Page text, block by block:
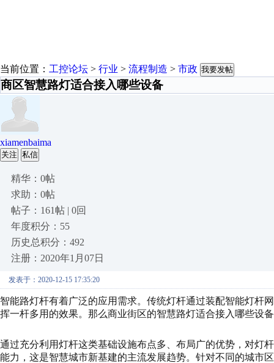
当前位置： 工控论坛 > 行业 > 流程制造 > 市政 我要发帖
商区智慧路灯适合接入哪些设备
xiamenbaima
关注 私信
精华：0帖
求助：0帖
帖子：161帖 | 0回
年度积分：55
历史总积分：492
注册：2020年1月07日
发表于：2020-12-15 17:35:20
智能路灯杆有着广泛的应用需求。传统灯杆通过装配智能灯杆
挥一杆多用的效果。那么商业街区的智慧路灯适合接入哪些设
通过充分利用灯杆这类基础设施布点多、布局广的优势，对灯
能力，这是智慧城市新基建的主流发展趋势。针对不同的城市